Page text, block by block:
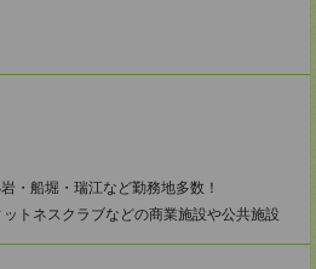
・船堀・瑞江など勤務地多数！
トネスクラブなどの商業施設や公共施設